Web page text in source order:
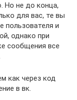
Но не до конца,
для вас, те вы
пользователя и
однако при
сообщения все
как через код
в вк.